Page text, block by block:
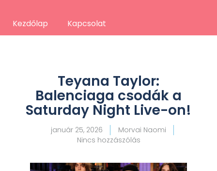
Kezdőlap Kapcsolat
Teyana Taylor:
Balenciaga csodák a
Saturday Night Live-on!
január 25, 2026
Morvai Naomi
Nincs hozzászólás